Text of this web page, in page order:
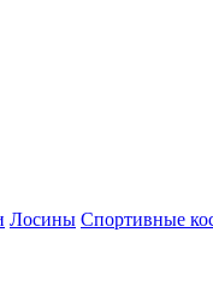
Лосины Спортивные